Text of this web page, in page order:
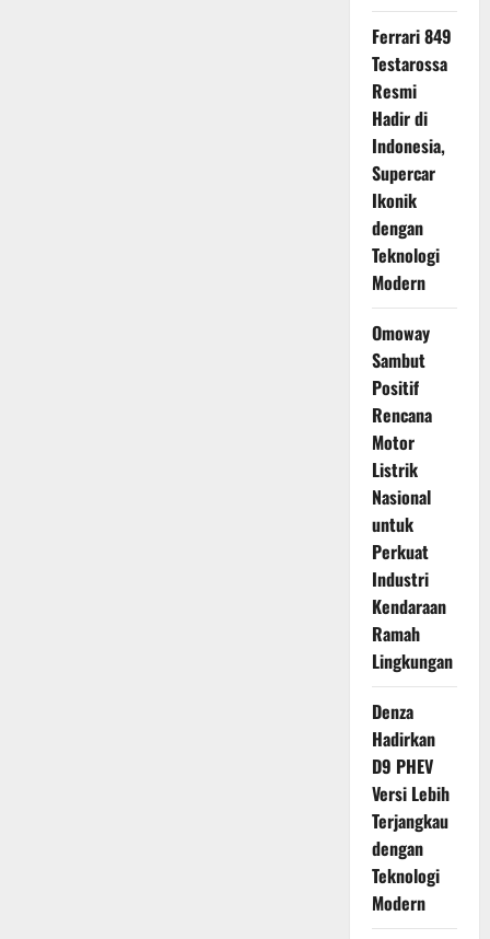
Ferrari 849
Testarossa
Resmi
Hadir di
Indonesia,
Supercar
Ikonik
dengan
Teknologi
Modern
Omoway
Sambut
Positif
Rencana
Motor
Listrik
Nasional
untuk
Perkuat
Industri
Kendaraan
Ramah
Lingkungan
Denza
Hadirkan
D9 PHEV
Versi Lebih
Terjangkau
dengan
Teknologi
Modern